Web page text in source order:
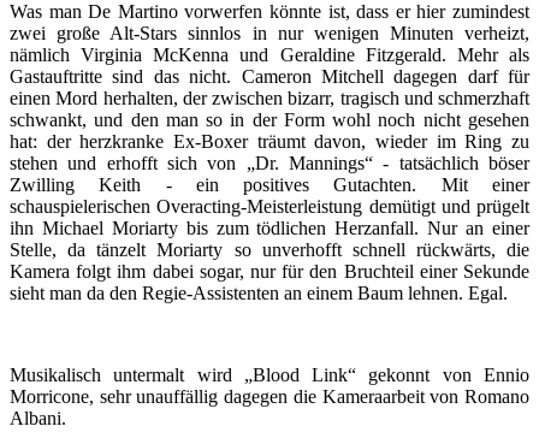
Was man De Martino vorwerfen könnte ist, dass er hier zumindest
zwei große Alt-Stars sinnlos in nur wenigen Minuten verheizt,
nämlich Virginia McKenna und Geraldine Fitzgerald. Mehr als
Gastauftritte sind das nicht. Cameron Mitchell dagegen darf für
einen Mord herhalten, der zwischen bizarr, tragisch und schmerzhaft
schwankt, und den man so in der Form wohl noch nicht gesehen
hat: der herzkranke Ex-Boxer träumt davon, wieder im Ring zu
stehen und erhofft sich von „Dr. Mannings“ - tatsächlich böser
Zwilling Keith - ein positives Gutachten. Mit einer
schauspielerischen Overacting-Meisterleistung demütigt und prügelt
ihn Michael Moriarty bis zum tödlichen Herzanfall. Nur an einer
Stelle, da tänzelt Moriarty so unverhofft schnell rückwärts, die
Kamera folgt ihm dabei sogar, nur für den Bruchteil einer Sekunde
sieht man da den Regie-Assistenten an einem Baum lehnen. Egal.
Musikalisch untermalt wird „Blood Link“ gekonnt von Ennio
Morricone, sehr unauffällig dagegen die Kameraarbeit von Romano
Albani.